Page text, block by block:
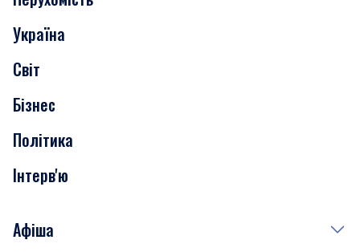
Події
Скандали
Нерухомість
Транспорт
Україна
Світ
Бізнес
Політика
Інтерв'ю
Афіша